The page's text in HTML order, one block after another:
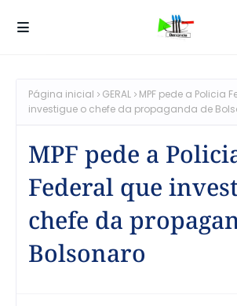
Página inicial GERAL
MPF pede a Policia
investigue o chefe da propaganda de
MPF pede a
Federal que
chefe da
Bolsonaro